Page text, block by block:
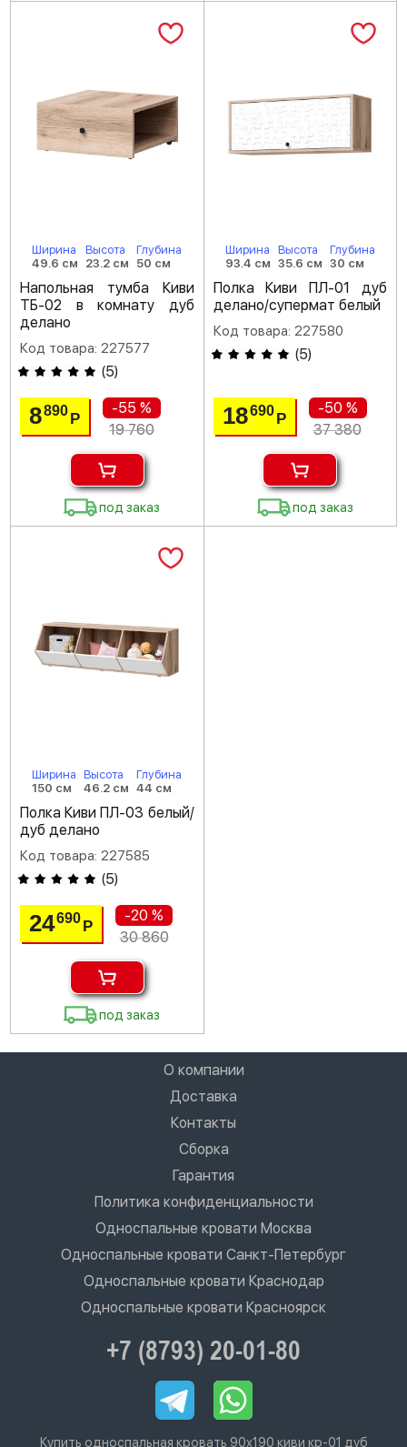
Ширина
49.6 см
Высота
23.2 см
Глубина
50 см
Напольная тумба Киви
ТБ-02 в комнату дуб
делано
Код товара: 227577
(5)
8890Р
-55 %
19 760
под заказ
Ширина
93.4 см
Высота
35.6 см
Глубина
30 см
Полка Киви ПЛ-01 дуб
делано/супермат белый
Код товара: 227580
(5)
18690 Р
-50 %
37 380
под заказ
Ширина
150 см
Высота
46.2 см
Глубина
44 см
Полка Киви ПЛ-03 белый/
дуб делано
Код товара: 227585
(5)
24690Р
-20 %
30 860
под заказ
О компании
Доставка
Контакты
Сборка
Гарантия
Политика конфиденциальности
Односпальные кровати Москва
Односпальные кровати Санкт-Петербург
Односпальные кровати Краснодар
Односпальные кровати Красноярск
+7 (8793) 20-01-80
Купить односпальная кровать 90х190 киви кр-01 дуб